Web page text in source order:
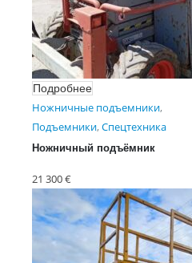
Подробнее
Ножничные подъемники,
Подъемники,Спецтехника
Hожничный пoдъёмник
21 300€